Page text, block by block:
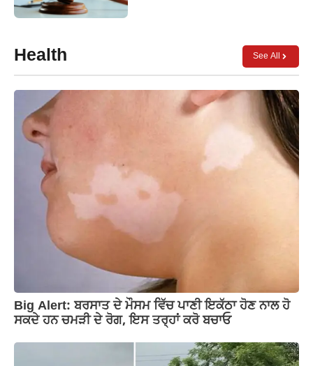
Health See All
Big Alert: ਬਰਸਾਤ ਦੇ ਮੌਸਮ ਵਿੱਚ ਪਾਣੀ ਇਕੱਠਾ ਹੋਣ ਨਾਲ ਹੋ
ਸਕਦੇ ਹਨ ਚਮੜੀ ਦੇ ਰੋਗ, ਇਸ ਤਰ੍ਹਾਂ ਕਰੋ ਬਚਾਓ